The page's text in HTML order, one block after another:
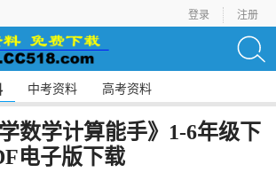
登录 注册
中考资料 高考资料
数学计算能手》1-6年级下
电子版下载